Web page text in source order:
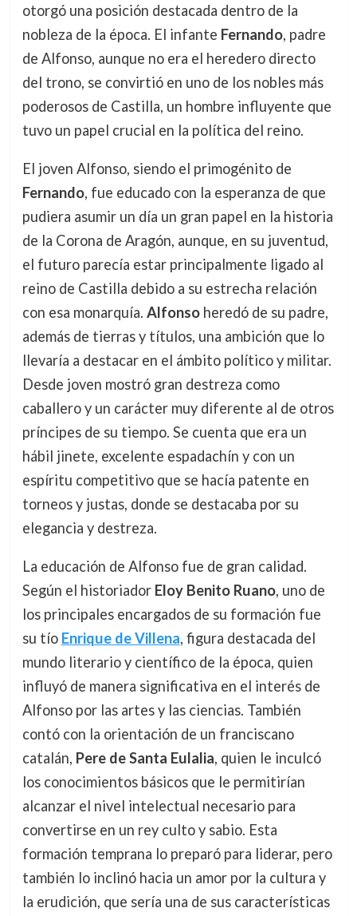
otorgó una posición destacada dentro de la
nobleza de la época. El infante Fernando, padre
de Alfonso, aunque no era el heredero directo
del trono, se convirtió en uno de los nobles más
poderosos de Castilla, un hombre influyente que
tuvo un papel crucial en la política del reino.
El joven Alfonso, siendo el primogénito de
Fernando, fue educado con la esperanza de que
pudiera asumir un día un gran papel en la historia
de la Corona de Aragón, aunque, en su juventud,
el futuro parecía estar principalmente ligado al
reino de Castilla debido a su estrecha relación
con esa monarquía. Alfonsoheredó de su padre,
además de tierras y títulos, una ambición que lo
llevaría a destacar en el ámbito político y militar.
Desde joven mostró gran destreza como
caballero y un carácter muy diferente al de otros
príncipes de su tiempo. Se cuenta que era un
hábil jinete, excelente espadachín y con un
espíritu competitivo que se hacía patente en
torneos y justas, donde se destacaba por su
elegancia y destreza.
La educación de Alfonso fue de gran calidad.
Según el historiador Eloy Benito Ruano, uno de
los principales encargados de su formación fue
su tío Enrique de Villena, figura destacada del
mundo literario y científico de la época, quien
influyó de manera significativa en el interés de
Alfonso por las artes y las ciencias. También
contó con la orientación de un franciscano
catalán, Pere de Santa Eulalia, quien le inculcó
los conocimientos básicos que le permitirían
alcanzar el nivel intelectual necesario para
convertirse en un rey culto y sabio. Esta
formación temprana lo preparó para liderar, pero
también lo inclinó hacia un amor por la cultura y
la erudición, que sería una de sus características